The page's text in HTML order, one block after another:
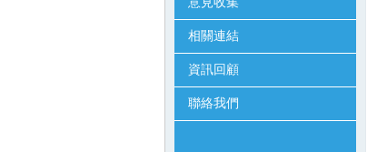
相關連結
資訊回顧
聯絡我們